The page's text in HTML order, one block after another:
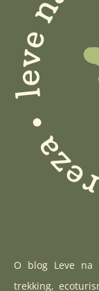
O blog Leve na
trekking,